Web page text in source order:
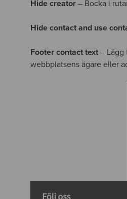
Hide creator – Bocka i
Hide contact and use
Footer contact text – Lägg
webbplatsens ägare eller